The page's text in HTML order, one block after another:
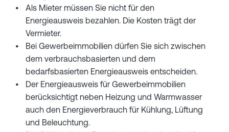
Als Mieter müssen Sie nicht für den
Energieausweis bezahlen. Die Kosten trägt der
Vermieter.
Bei Gewerbeimmobilien dürfen Sie sich zwischen
dem verbrauchsbasierten und dem
bedarfsbasierten Energieausweis entscheiden.
Der Energieausweis für Gewerbeimmobilien
berücksichtigt neben Heizung und Warmwasser
auch den Energieverbrauch für Kühlung, Lüftung
und Beleuchtung.